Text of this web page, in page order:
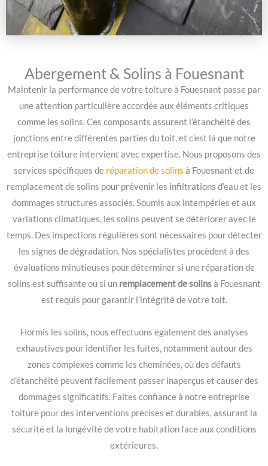
Abergement & Solins à Fouesnant
Maintenir la performance de votre toiture à Fouesnant passe par
une attention particulière accordée aux éléments critiques
comme les solins. Ces composants assurent l’étanchéité des
jonctions entre différentes parties du toit, et c’est là que notre
entreprise toiture intervient avec expertise. Nous proposons des
services spécifiques de réparation de solins à Fouesnant et de
remplacement de solins pour prévenir les infiltrations d’eau et les
dommages structures associés. Soumis aux intempéries et aux
variations climatiques, les solins peuvent se détériorer avec le
temps. Des inspections régulières sont nécessaires pour détecter
les signes de dégradation. Nos spécialistes procèdent à des
évaluations minutieuses pour déterminer si une réparation de
solins est suffisante ou si un remplacement de solinsà Fouesnant
est requis pour garantir l’intégrité de votre toit.
Hormis les solins, nous effectuons également des analyses
exhaustives pour identifier les fuites, notamment autour des
zones complexes comme les cheminées, où des défauts
d’étanchéité peuvent facilement passer inaperçus et causer des
dommages significatifs. Faites confiance à notre entreprise
toiture pour des interventions précises et durables, assurant la
sécurité et la longévité de votre habitation face aux conditions
extérieures.